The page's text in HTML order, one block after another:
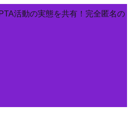
活動の実態を共有！完全匿名の